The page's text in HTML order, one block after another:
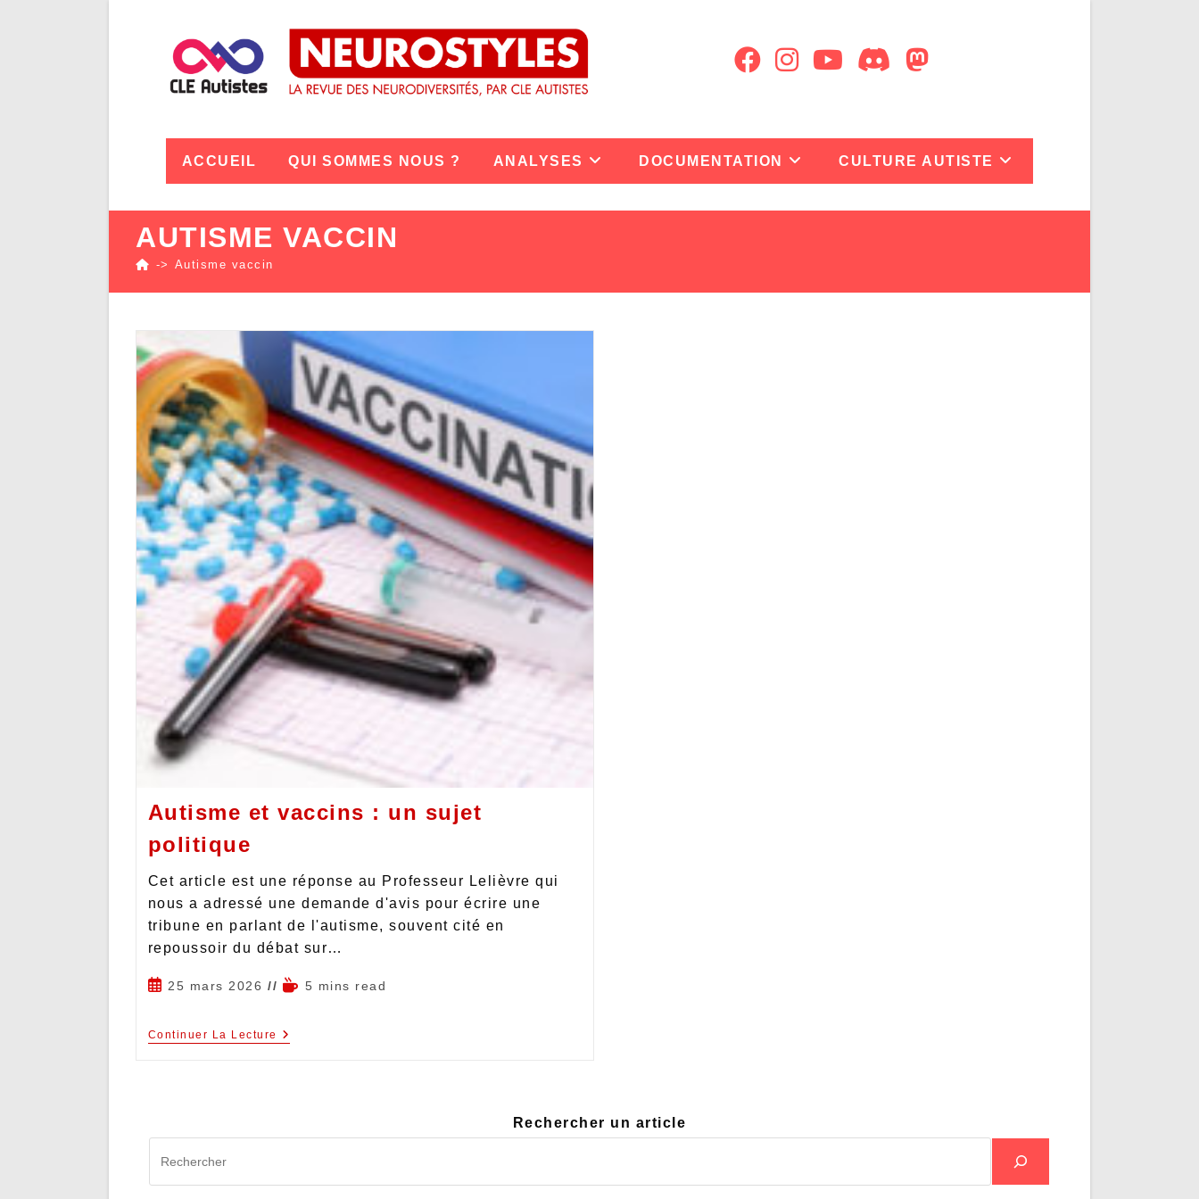
ACCUEIL QUI SOMMES NOUS ? ANALYSES DOCUMENTATION CULTURE AUTISTE
AUTISME VACCIN
-> Autisme vaccin
Autisme et vaccins : un sujet
politique
Cet article est une réponse au Professeur Lelièvre qui
nous a adressé une demande d'avis pour écrire une
tribune en parlant de l'autisme, souvent cité en
repoussoir du débat sur…
25 mars 2026 5 mins read
Continuer La Lecture
Rechercher un article